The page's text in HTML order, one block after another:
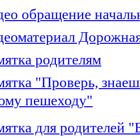
обращение
родителям
"Проверь,
пешеходу"
для родителей